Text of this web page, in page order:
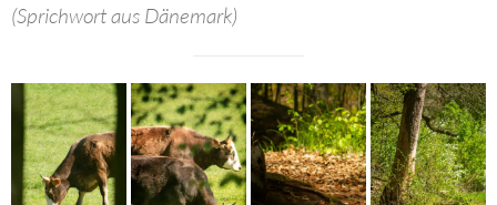
(Sprichwort aus Dänemark)